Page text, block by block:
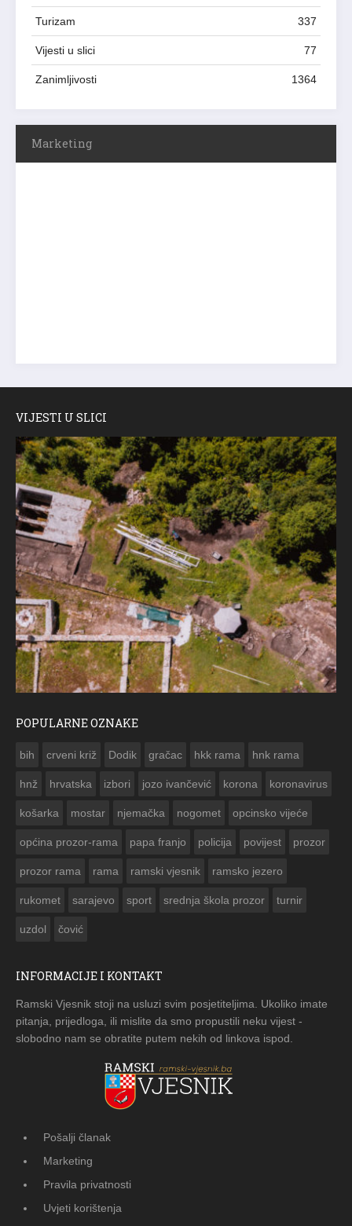
Turizam 337
Vijesti u slici 77
Zanimljivosti 1364
Marketing
VIJESTI U SLICI
POPULARNE OZNAKE
bih crveni križ Dodik gračac hkk rama hnk rama
hnž hrvatska izbori jozo ivančević korona koronavirus
košarka mostar njemačka nogomet opcinsko vijeće
općina prozor-rama papa franjo policija povijest prozor
prozor rama rama ramski vjesnik ramsko jezero
rukomet sarajevo sport srednja škola prozor turnir
uzdol čović
INFORMACIJE I KONTAKT
Ramski Vjesnik stoji na usluzi svim posjetiteljima. Ukoliko imate
pitanja, prijedloga, ili mislite da smo propustili neku vijest -
slobodno nam se obratite putem nekih od linkova ispod.
Pošalji članak
Marketing
Pravila privatnosti
Uvjeti korištenja